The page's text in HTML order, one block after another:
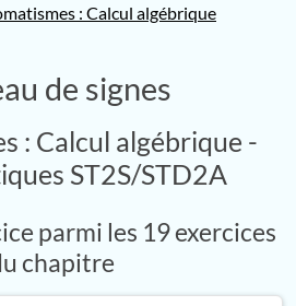
: Calcul algébrique
de signes
: Calcul algébrique -
ST2S/STD2A
parmi les 19 exercices
chapitre